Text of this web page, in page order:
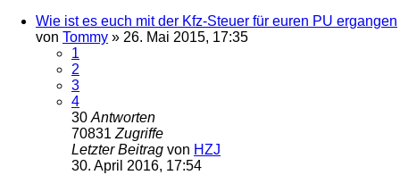
Wie ist es euch mit der Kfz-Steuer für euren PU ergangen
von Tommy » 26. Mai 2015, 17:35
1
2
3
4
30 Antworten
70831 Zugriffe
Letzter Beitrag von HZJ
30. April 2016, 17:54